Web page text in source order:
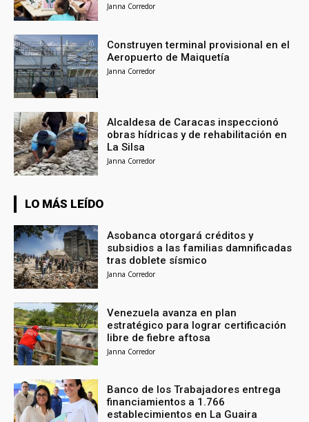
Janna Corredor
Construyen terminal provisional en el
Aeropuerto de Maiquetía
Janna Corredor
Alcaldesa de Caracas inspeccionó
obras hídricas y de rehabilitación en
La Silsa
Janna Corredor
LO MÁS LEÍDO
Asobanca otorgará créditos y
subsidios a las familias damnificadas
tras doblete sísmico
Janna Corredor
Venezuela avanza en plan
estratégico para lograr certificación
libre de fiebre aftosa
Janna Corredor
Banco de los Trabajadores entrega
financiamientos a 1.766
establecimientos en La Guaira